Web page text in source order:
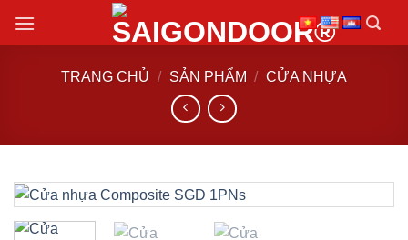
đến
TRANG CHỦ / SẢN PHẨM / CỬA NHỰA